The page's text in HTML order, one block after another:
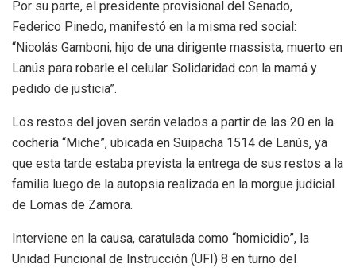
Por su parte, el presidente provisional del Senado,
Federico Pinedo, manifestó en la misma red social:
“Nicolás Gamboni, hijo de una dirigente massista, muerto en
Lanús para robarle el celular. Solidaridad con la mamá y
pedido de justicia”.
Los restos del joven serán velados a partir de las 20 en la
cochería “Miche”, ubicada en Suipacha 1514 de Lanús, ya
que esta tarde estaba prevista la entrega de sus restos a la
familia luego de la autopsia realizada en la morgue judicial
de Lomas de Zamora.
Interviene en la causa, caratulada como “homicidio”, la
Unidad Funcional de Instrucción (UFI) 8 en turno del